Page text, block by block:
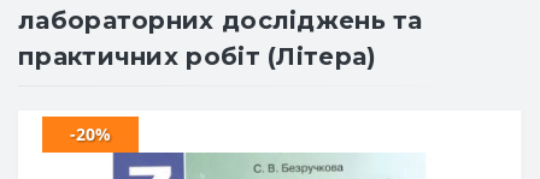
лабораторних досліджень та
практичних робіт (Літера)
-20%